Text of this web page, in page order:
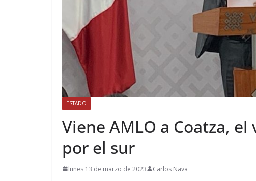
ESTADO
Viene AMLO a Coatza,
por el sur
lunes 13 de marzo de 2023 Carlos Nava